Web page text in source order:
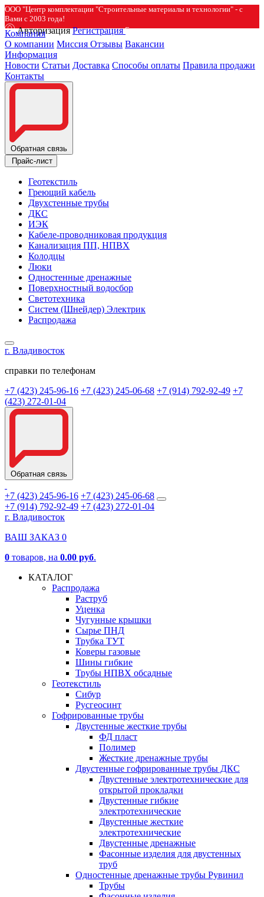
ООО "Центр комплектации "Строительные материалы и технологии" - с
Вами с 2003 года!
Авторизация Регистрация
Компания
О компании Миссия Отзывы Вакансии
Информация
Новости Статьи Доставка Способы оплаты Правила продажи
Контакты
Обратная связь
Прайс-лист
Геотекстиль
Греющий кабель
Двухстенные трубы
ДКС
ИЭК
Кабеле-проводниковая продукция
Канализация ПП, НПВХ
Колодцы
Люки
Одностенные дренажные
Поверхностный водосбор
Светотехника
Систем (Шнейдер) Электрик
Распродажа
г. Владивосток
справки по телефонам
+7 (423) 245-96-16 +7 (423) 245-06-68 +7 (914) 792-92-49 +7
(423) 272-01-04
Обратная связь
+7 (423) 245-96-16 +7 (423) 245-06-68
+7 (914) 792-92-49 +7 (423) 272-01-04
г. Владивосток
ВАШ ЗАКАЗ 0
0 товаров, на 0.00 руб.
КАТАЛОГ
Распродажа
Раструб
Уценка
Чугунные крышки
Сырье ПНД
Трубка ТУТ
Коверы газовые
Шины гибкие
Трубы НПВХ обсадные
Геотекстиль
Сибур
Русгеосинт
Гофрированные трубы
Двустенные жесткие трубы
ФД пласт
Полимер
Жесткие дренажные трубы
Двустенные гофрированные трубы ДКС
Двустенные электротехнические для
открытой прокладки
Двустенные гибкие
электротехнические
Двустенные жесткие
электротехнические
Двустенные дренажные
Фасонные изделия для двустенных
труб
Одностенные дренажные трубы Рувинил
Трубы